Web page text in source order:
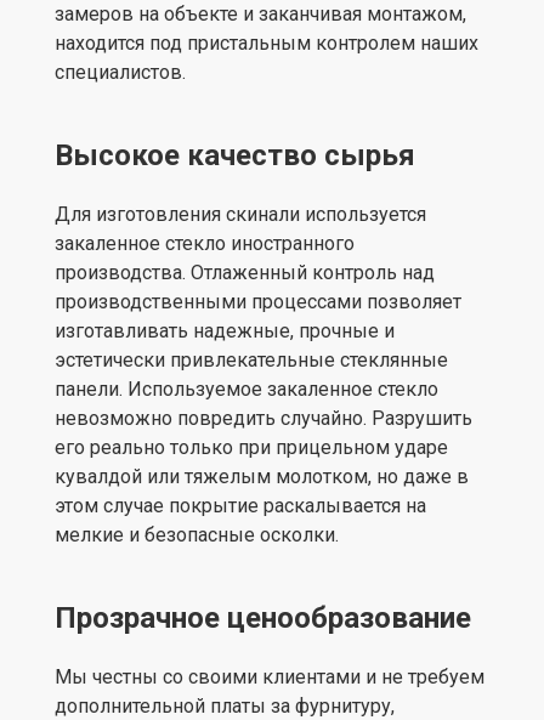
замеров на объекте и заканчивая монтажом,
находится под пристальным контролем наших
специалистов.
Высокое качество сырья
Для изготовления скинали используется
закаленное стекло иностранного
производства. Отлаженный контроль над
производственными процессами позволяет
изготавливать надежные, прочные и
эстетически привлекательные стеклянные
панели. Используемое закаленное стекло
невозможно повредить случайно. Разрушить
его реально только при прицельном ударе
кувалдой или тяжелым молотком, но даже в
этом случае покрытие раскалывается на
мелкие и безопасные осколки.
Прозрачное ценообразование
Мы честны со своими клиентами и не требуем
дополнительной платы за фурнитуру,